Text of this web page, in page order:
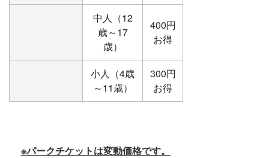
中人（12
歳～17
歳）
400円
お得
小人（4歳
～11歳）
300円
お得
※パークチケットは変動価格です。